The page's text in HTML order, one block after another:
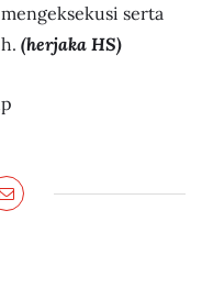
serta
(herjaka HS)